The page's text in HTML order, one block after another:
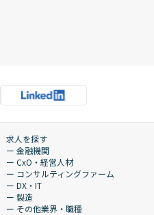
求人を探す
ー 金融機関
ー CxO・経営人材
ー コンサルティングファーム
ー DX・IT
ー 製造
ー その他業界・職種